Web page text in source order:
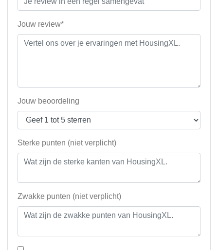
Jouw review*
Jouw beoordeling
Sterke punten (niet verplicht)
Zwakke punten (niet verplicht)